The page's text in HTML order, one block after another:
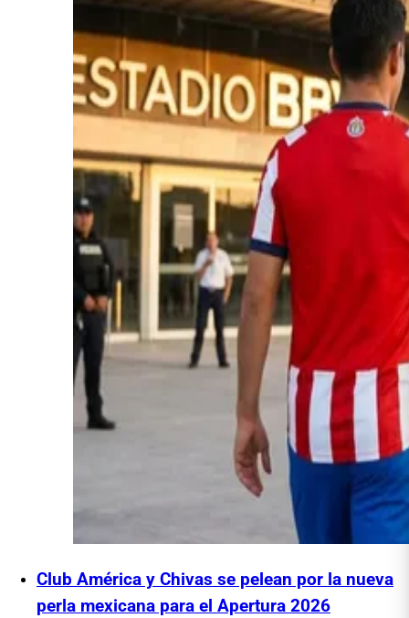
Club América y Chivas se pelean por la nueva
perla mexicana para el Apertura 2026